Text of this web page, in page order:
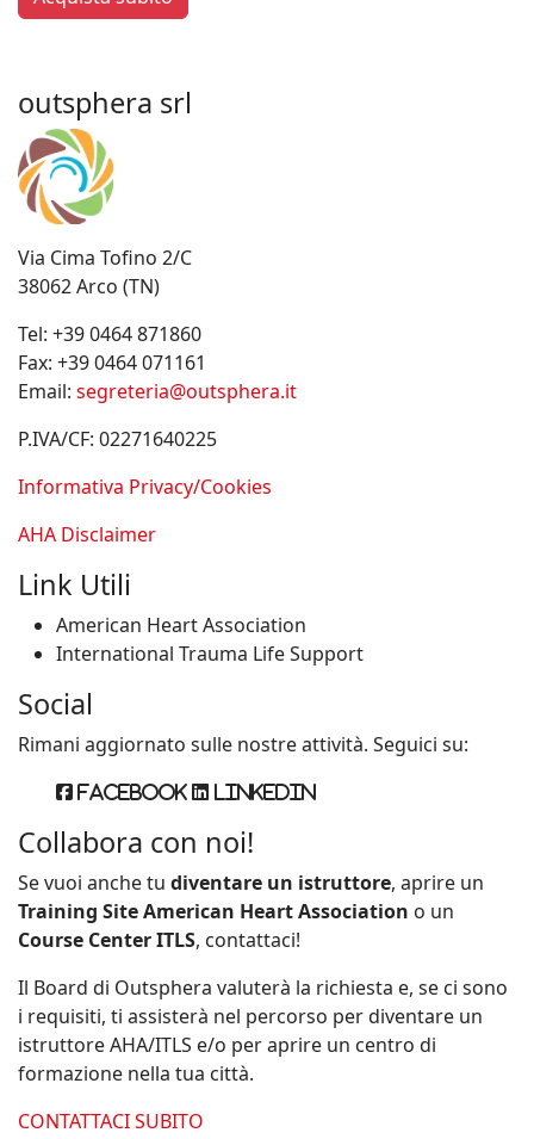
outsphera srl
Via Cima Tofino 2/C
38062 Arco (TN)
Tel: +39 0464 871860
Fax: +39 0464 071161
Email: segreteria@outsphera.it
P.IVA/CF: 02271640225
Informativa Privacy/Cookies
AHA Disclaimer
Link Utili
American Heart Association
International Trauma Life Support
Social
Rimani aggiornato sulle nostre attività. Seguici su:
Facebook Linkedin
Collabora con noi!
Se vuoi anche tu diventare un istruttore, aprire un
Training Site American Heart Association o un
Course Center ITLS, contattaci!
Il Board di Outsphera valuterà la richiesta e, se ci sono
i requisiti, ti assisterà nel percorso per diventare un
istruttore AHA/ITLS e/o per aprire un centro di
formazione nella tua città.
CONTATTACI SUBITO